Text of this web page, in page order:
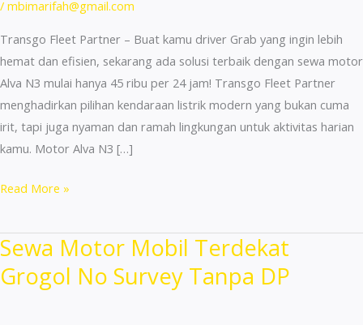
/ mbimarifah@gmail.com
Transgo Fleet Partner – Buat kamu driver Grab yang ingin lebih
hemat dan efisien, sekarang ada solusi terbaik dengan sewa motor
Alva N3 mulai hanya 45 ribu per 24 jam! Transgo Fleet Partner
menghadirkan pilihan kendaraan listrik modern yang bukan cuma
irit, tapi juga nyaman dan ramah lingkungan untuk aktivitas harian
kamu. Motor Alva N3 […]
Sewa
Scoopy
Terdekat
Johar
Read More »
Sewa Motor Mobil Terdekat
Grogol No Survey Tanpa DP